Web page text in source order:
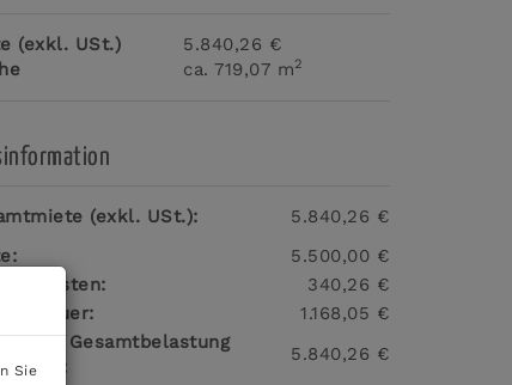
(exkl. USt.)
5.840,26 €
ca. 719,07 m2
(exkl. USt.):
5.840,26 €
5.500,00 €
340,26 €
1.168,05 €
Gesamtbelastung
USt.):
5.840,26 €
Sie